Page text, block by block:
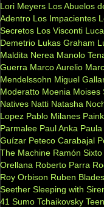
Lori Meyers Los Abuelos
Adentro Los Impacientes
Secretos Los Visconti
Demetrio Lukas Graham
Maldita Nerea Manolo
Guerra Marco Aurelio
Mendelssohn Miguel
Moderatto Moenia Moises
Natives Natti Natasha
Lopez Pablo Milanes
Parmalee Paul Anka
Guízar Peteco Carabajal
The Machine Ramón
Orellana Roberto Parra
Roy Orbison Ruben Blades
Seether Sleeping with
41 Sumo Tchaikovsky